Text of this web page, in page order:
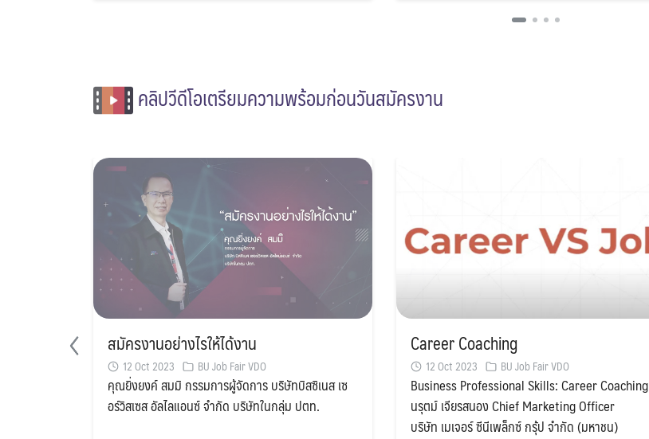
คลิปวีดีโอเตรียมความพร้อมก่อนวันสมัครงาน
สมัครงานอย่างไรให้ได้งาน
12 Oct 2023 BU Job Fair VDO
คุณยิ่งยงค์ สมมิ กรรมการผู้จัดการ บริษัทบิสซิเนส เซ
อร์วิสเซส อัลไลแอนซ์ จำกัด บริษัทในกลุ่ม ปตท.
Career Coaching
12 Oct 2023 BU Job Fair VDO
Business Professional Skills: Career Coaching
นรุตม์ เจียรสนอง Chief Marketing Officer
บริษัท เมเจอร์ ซีนีเพล็กซ์ กรุ้ป จำกัด (มหาชน)